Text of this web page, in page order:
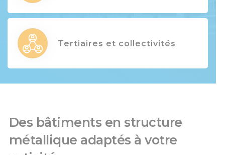
Tertiaires et collectivités
Des bâtiments en structure
métallique adaptés à votre